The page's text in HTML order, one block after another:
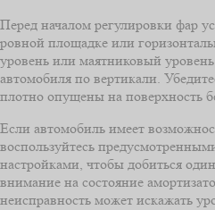
Перед началом регулировки фар
ровной площадке или
уровень или маятниковый
автомобиля по вертикали.
плотно опущены на поверхность
Если автомобиль имеет
воспользуйтесь
настройками, чтобы добиться
внимание на состояние
неисправность может искажать